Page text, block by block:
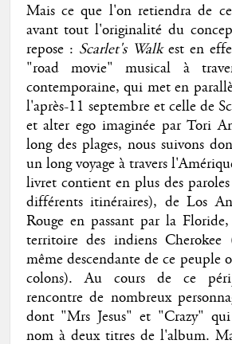
Mais ce que l'on retiendra de
avant tout l'originalité du
repose : Scarlet's Walkest en
"road movie" musical à
contemporaine, qui met en
l'après-11 septembre et celle de
et alter ego imaginée par Tori
long des plages, nous suivons
un long voyage à travers
livret contient en plus des paroles
différents itinéraires), de Los
Rouge en passant par la
territoire des indiens
même descendante de ce peuple
colons). Au cours de ce
rencontre de nombreux
dont "Mrs Jesus" et "Crazy"
nom à deux titres de l'album.